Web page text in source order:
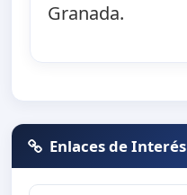
Granada.
Enlaces de Interés